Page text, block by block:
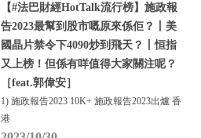
【#法巴財經HotTalk流行榜】施政報
告2023最幫到股市嘅原來係佢？丨美
國晶片禁令下4090炒到飛天？丨恒指
又上榜！但係有咩值得大家關注呢？
［feat.郭偉安］
1) 施政報告2023 10K+ 施政報告2023出爐 香
港